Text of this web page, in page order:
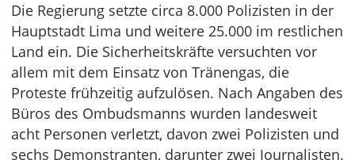
Die Regierung setzte circa 8.000 Polizisten in der
Hauptstadt Lima und weitere 25.000 im restlichen
Land ein. Die Sicherheitskräfte versuchten vor
allem mit dem Einsatz von Tränengas, die
Proteste frühzeitig aufzulösen. Nach Angaben des
Büros des Ombudsmanns wurden landesweit
acht Personen verletzt, davon zwei Polizisten und
sechs Demonstranten, darunter zwei Journalisten.